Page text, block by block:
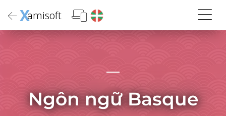
Xamisoft
Ngôn ngữ Basque